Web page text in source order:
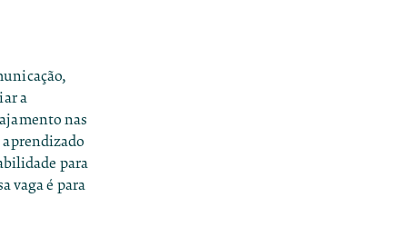
a
nas
para
vaga é para